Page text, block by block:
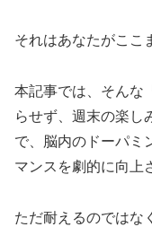
それはあなたがここ
本記事では、そんな
らせず、週末の楽し
で、脳内のドーパミ
マンスを劇的に向上
ただ耐えるのではな